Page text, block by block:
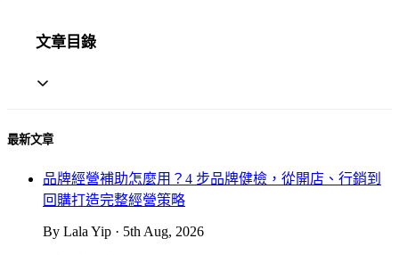
文章目錄
最新文章
品牌經營補助怎麼用？4 步品牌健檢，從開店、行銷到
回購打造完整經營策略
By Lala Yip · 5th Aug, 2026